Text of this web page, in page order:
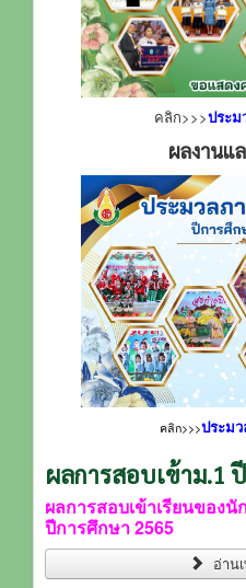
คลิก>>>ประม
ผลงานแ
คลิก>>>ประม
ผลการสอบเข้าม.1
ผลการสอบเข้าเรียนของ
ปีการศึกษา 2565
อ่าน